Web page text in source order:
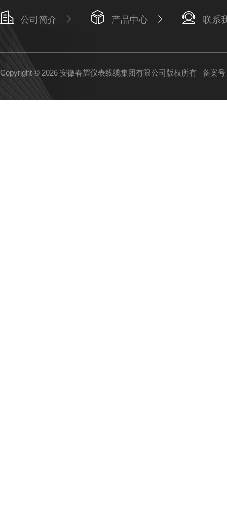
公司简介 产品中心 联系
Copyright © 2026 安徽春辉仪表线缆集团有限公司版权所有 备案号